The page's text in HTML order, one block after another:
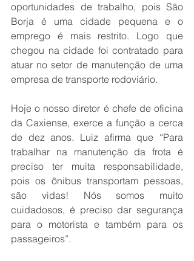
oportunidades de trabalho, pois São
Borja é uma cidade pequena e o
emprego é mais restrito. Logo que
chegou na cidade foi contratado para
atuar no setor de manutenção de uma
empresa de transporte rodoviário.
Hoje o nosso diretor é chefe de oficina
da Caxiense, exerce a função a cerca
de dez anos. Luiz afirma que “Para
trabalhar na manutenção da frota é
preciso ter muita responsabilidade,
pois os ônibus transportam pessoas,
são vidas! Nós somos muito
cuidadosos, é preciso dar segurança
para o motorista e também para os
passageiros”.